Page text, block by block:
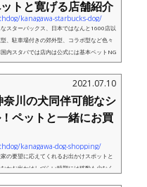
トと寛げる店舗紹介
kanagawa-starbucks-dog/
スターバックス、日本ではなんと1600店以
、駐車場付きの郊外型、コラボ型など色々
内スタバでは店内は公式には基本ペットNG
2021.07.10
奈川の犬同伴可能なシ
ペットと一緒にお買
kanagawa-dog-shopping/
の要望に応えてくれるお出かけスポットと
かお出かけしづらい時期には移動も少なく